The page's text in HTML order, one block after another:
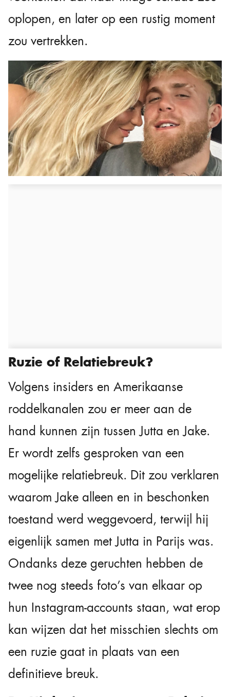
oplopen, en later op een rustig moment
zou vertrekken.
Ruzie of Relatiebreuk?
Volgens insiders en Amerikaanse
roddelkanalen zou er meer aan de
hand kunnen zijn tussen Jutta en Jake.
Er wordt zelfs gesproken van een
mogelijke relatiebreuk. Dit zou verklaren
waarom Jake alleen en in beschonken
toestand werd weggevoerd, terwijl hij
eigenlijk samen met Jutta in Parijs was.
Ondanks deze geruchten hebben de
twee nog steeds foto’s van elkaar op
hun Instagram-accounts staan, wat erop
kan wijzen dat het misschien slechts om
een ruzie gaat in plaats van een
definitieve breuk.